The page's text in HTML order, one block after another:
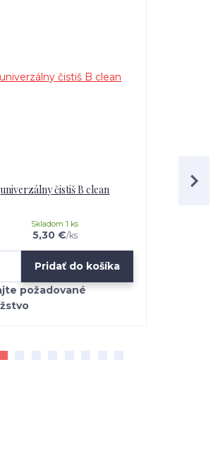
univerzálny čistiš B clean
5,30 €/ks
Skladom 1 ks
Pridať do košíka